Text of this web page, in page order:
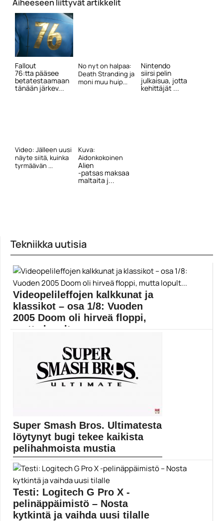
Aiheeseen liittyvät artikkelit
Fallout
76:tta pääsee
betatestaamaan
tänään järkev...
No nyt on halpaa:
Death Stranding ja
moni muu huip...
Nintendo
siirsi pelin
julkaisua, jotta
kehittäjät ...
Video: Jälleen uusi
näyte siitä, kuinka
tyrmäävän ...
Kuva:
Aidonkokoinen
Alien
-patsas maksaa
maltaita j...
Tekniikka uutisia
Videopelileffojen kalkkunat ja
klassikot – osa 1/8: Vuoden
2005 Doom oli hirveä floppi,
mutta lopult...
Muropaketin sarjassa arvostellaan kahdeksan suurinta
ja tunnetuinta video-...
Super Smash Bros. Ultimatesta
löytynyt bugi tekee kaikista
pelihahmoista mustia
Super Smash Bros. Ultimatesta löytynyt bugi tekee
Pelit
Testi: Logitech G Pro X -
pelinäppäimistö – Nosta
kytkintä ja vaihda uusi tilalle